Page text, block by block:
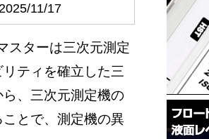
11/17
スターは三次元測定
ティを確立した三
、三次元測定機の
とで、測定機の異